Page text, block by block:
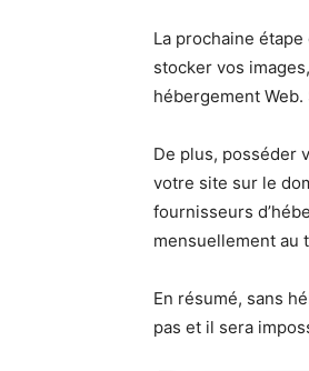
La prochaine
stocker vos
hébergement
De plus, posséder
votre site sur le
fournisseurs
mensuellement au
En résumé, sans
pas et il sera